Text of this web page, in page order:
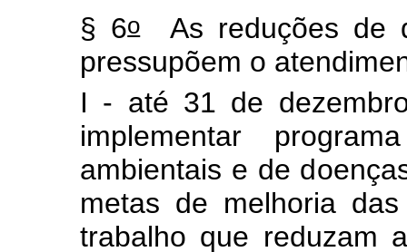
§ 6oAs reduções de
pressupõem o
I - até 31 de
implementar
ambientais e de
metas de melhoria
trabalho que reduzam